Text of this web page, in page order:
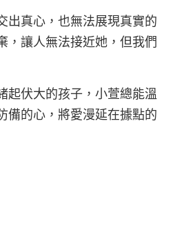
出真心，也無法展現真實的
，讓人無法接近她，但我們
起伏大的孩子，小萱總能溫
備的心，將愛漫延在據點的